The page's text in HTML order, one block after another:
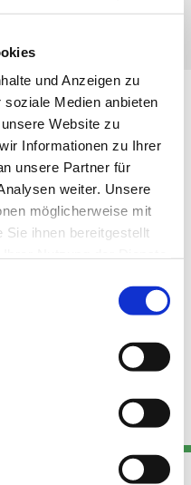
und Anzeigen zu
Medien anbieten
Website zu
Informationen zu Ihrer
unsere Partner für
weiter. Unsere
möglicherweise mit
Sie ihnen bereitgestellt